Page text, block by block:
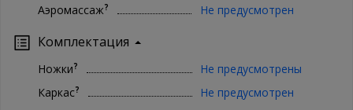
Аэромассаж? Не предусмотрен
Комплектация
Ножки?
Не предусмотрены
Каркас?
Не предусмотрен